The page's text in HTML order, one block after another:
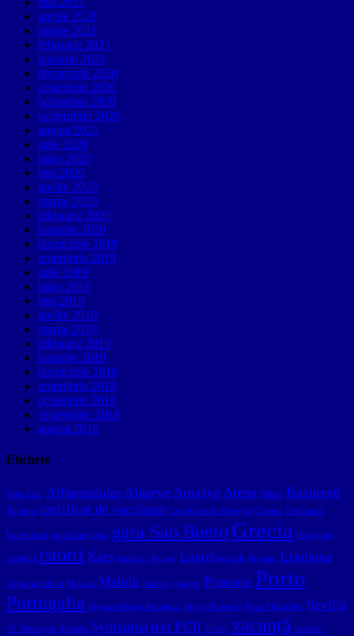
aprilie 2021
martie 2021
februarie 2021
ianuarie 2021
decembrie 2020
noiembrie 2020
octombrie 2020
septembrie 2020
august 2020
iulie 2020
iunie 2020
mai 2020
aprilie 2020
martie 2020
februarie 2020
ianuarie 2020
decembrie 2019
noiembrie 2019
iulie 2019
iunie 2019
mai 2019
aprilie 2019
martie 2019
februarie 2019
ianuarie 2019
decembrie 2018
noiembrie 2018
octombrie 2018
septembrie 2018
august 2018
Etichete
Alba Iulia Alfapendular Algarve Amasya Atena Belem București
Bulgaria certificat de vaccinare Comboios de Portugal Crăciun Ferdinand
Întregitorul gara Campanha gara Sao Bento Grecia Hierapolis
Istanbul istorii Kars kavârma Konya Lagos legende lipscani Lisabona
Lupa capitolina Makaza Melnik muzeu pașaport Pomorie Porto
Portugalia Regina Maria a României Rojen Romaero Roza Vânturilor Sevilla
Sf. Gheorghe shopska Syntagma test PCR Turcia vacanță veterani